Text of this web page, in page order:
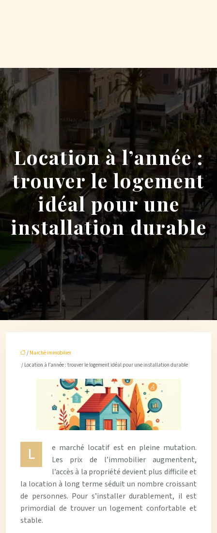
Location à l’année :
trouver le logement
idéal pour une
installation durable
/ Marché immobilier
/ Location à l’année : trouver le logement idéal pour une installation durable
L
e marché locatif est en pleine mutation.
Les prix de l’immobilier augmentent,
l’accès à la propriété devient plus difficile et
la location à long terme séduit un nombre croissant
de personnes. Pour s’installer durablement, il est
primordial de trouver un logement confortable et
stable.